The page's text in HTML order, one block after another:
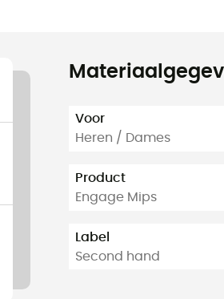
Voor
Heren / Dames
Product
Engage Mips
Label
Second hand